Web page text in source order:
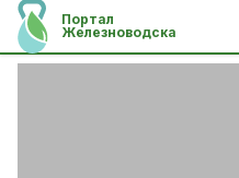
Портал
Железноводска